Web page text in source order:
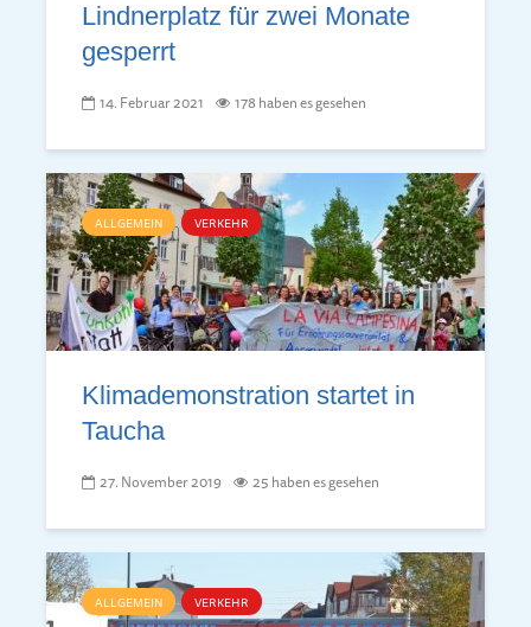
Lindnerplatz für zwei Monate
gesperrt
14. Februar 2021 178 haben es gesehen
ALLGEMEIN VERKEHR
Klimade­mon­stra­tion startet in
Taucha
27. November 2019 25 haben es gesehen
ALLGEMEIN VERKEHR